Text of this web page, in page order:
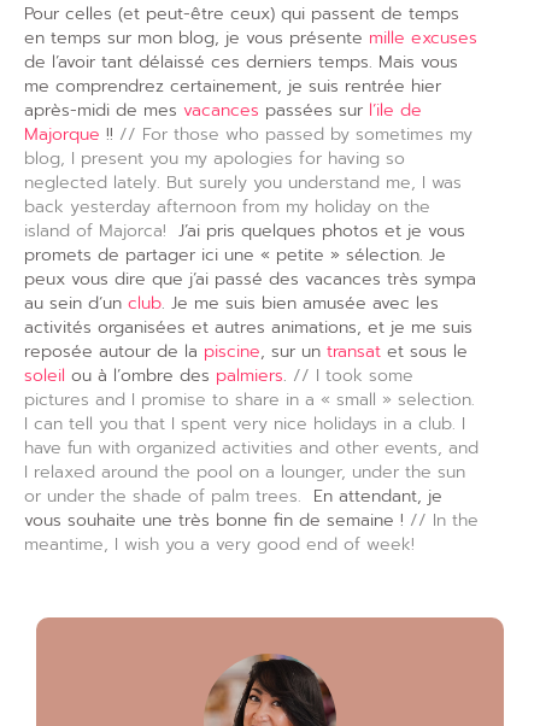
Pour celles (et peut-être ceux) qui passent de temps
en temps sur mon blog, je vous présente mille excuses
de l’avoir tant délaissé ces derniers temps. Mais vous
me comprendrez certainement, je suis rentrée hier
après-midi de mes vacances passées sur l’ile de
Majorque !! // For those who passed by sometimes my
blog, I present you my apologies for having so
neglected lately. But surely you understand me, I was
back yesterday afternoon from my holiday on the
island of Majorca! J’ai pris quelques photos et je vous
promets de partager ici une « petite » sélection. Je
peux vous dire que j’ai passé des vacances très sympa
au sein d’un club. Je me suis bien amusée avec les
activités organisées et autres animations, et je me suis
reposée autour de la piscine, sur un transat et sous le
soleil ou à l’ombre des palmiers. // I took some
pictures and I promise to share in a « small » selection.
I can tell you that I spent very nice holidays in a club. I
have fun with organized activities and other events, and
I relaxed around the pool on a lounger, under the sun
or under the shade of palm trees. En attendant, je
vous souhaite une très bonne fin de semaine ! // In the
meantime, I wish you a very good end of week!